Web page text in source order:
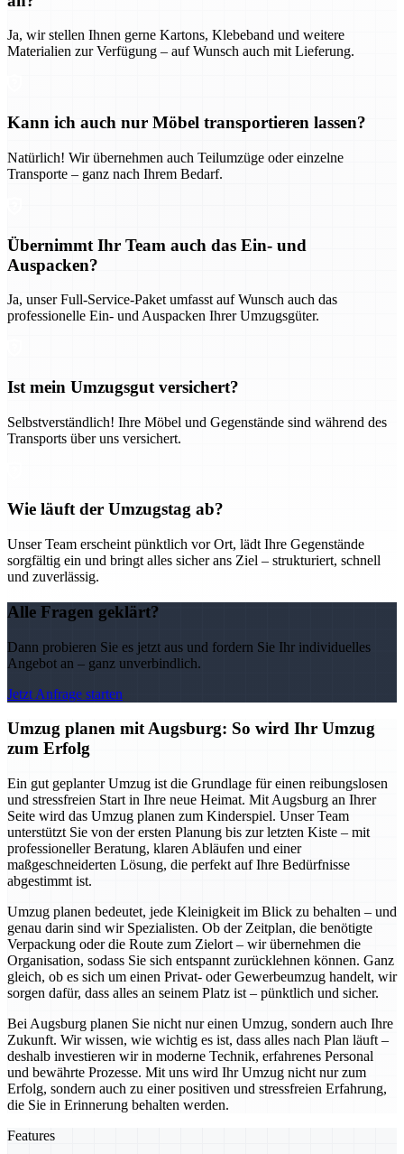
Ja, wir stellen Ihnen gerne Kartons, Klebeband und weitere
Materialien zur Verfügung – auf Wunsch auch mit Lieferung.
Kann ich auch nur Möbel transportieren lassen?
Natürlich! Wir übernehmen auch Teilumzüge oder einzelne
Transporte – ganz nach Ihrem Bedarf.
Übernimmt Ihr Team auch das Ein- und
Auspacken?
Ja, unser Full-Service-Paket umfasst auf Wunsch auch das
professionelle Ein- und Auspacken Ihrer Umzugsgüter.
Ist mein Umzugsgut versichert?
Selbstverständlich! Ihre Möbel und Gegenstände sind während des
Transports über uns versichert.
Wie läuft der Umzugstag ab?
Unser Team erscheint pünktlich vor Ort, lädt Ihre Gegenstände
sorgfältig ein und bringt alles sicher ans Ziel – strukturiert, schnell
und zuverlässig.
Alle Fragen geklärt?
Dann probieren Sie es jetzt aus und fordern Sie Ihr individuelles
Angebot an – ganz unverbindlich.
Jetzt Anfrage starten
Umzug planen mit Augsburg: So wird Ihr Umzug
zum Erfolg
Ein gut geplanter Umzug ist die Grundlage für einen reibungslosen
und stressfreien Start in Ihre neue Heimat. Mit Augsburg an Ihrer
Seite wird das Umzug planen zum Kinderspiel. Unser Team
unterstützt Sie von der ersten Planung bis zur letzten Kiste – mit
professioneller Beratung, klaren Abläufen und einer
maßgeschneiderten Lösung, die perfekt auf Ihre Bedürfnisse
abgestimmt ist.
Umzug planen bedeutet, jede Kleinigkeit im Blick zu behalten – und
genau darin sind wir Spezialisten. Ob der Zeitplan, die benötigte
Verpackung oder die Route zum Zielort – wir übernehmen die
Organisation, sodass Sie sich entspannt zurücklehnen können. Ganz
gleich, ob es sich um einen Privat- oder Gewerbeumzug handelt, wir
sorgen dafür, dass alles an seinem Platz ist – pünktlich und sicher.
Bei Augsburg planen Sie nicht nur einen Umzug, sondern auch Ihre
Zukunft. Wir wissen, wie wichtig es ist, dass alles nach Plan läuft –
deshalb investieren wir in moderne Technik, erfahrenes Personal
und bewährte Prozesse. Mit uns wird Ihr Umzug nicht nur zum
Erfolg, sondern auch zu einer positiven und stressfreien Erfahrung,
die Sie in Erinnerung behalten werden.
Features